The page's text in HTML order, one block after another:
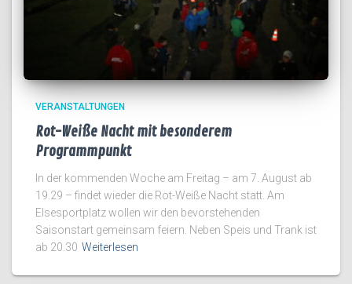
VERANSTALTUNGEN
Rot-Weiße Nacht mit besonderem
Programmpunkt
In der kommenden Woche am Freitag – am 7. August ab
19.29 – findet wieder die Rot-Weiße Nacht statt. Am
Elsesportplatz wollen wir den bevorstehenden
Saisonstart gemeinsam feiern. Neben Speis und Trank ist
ab 20.30 Weiterlesen